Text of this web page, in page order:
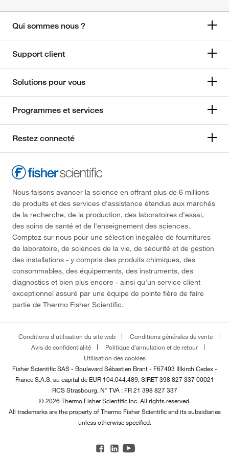
Qui sommes nous ?
Support client
Solutions pour vous
Programmes et services
Restez connecté
Nous faisons avancer la science en offrant plus de 6 millions
de produits et des services d'assistance étendus aux marchés
de la recherche, de la production, des laboratoires d'essai,
des soins de santé et de l'enseignement des sciences.
Comptez sur nous pour une sélection inégalée de fournitures
de laboratoire, de sciences de la vie, de sécurité et de gestion
des installations - y compris des produits chimiques, des
consommables, des équipements, des instruments, des
diagnostics et bien plus encore - ainsi qu'un service client
exceptionnel assuré par une équipe de pointe fière de faire
partie de Thermo Fisher Scientific.
Conditions d'utilisation du site web
Conditions générales de vente
Avis de confidentialité
Politique d'annulation et de retour
Utilisation des cookies
Fisher Scientific SAS - Boulevard Sébastien Brant - F67403 Illkirch Cedex -
FranceS.A.S. au capital de EUR 104.044.489, SIRET 398 827 337 00021
RCS Strasbourg, N° TVA : FR 21 398 827 337
© 2026 Thermo Fisher Scientific Inc. All rights reserved.
All trademarks are the property of Thermo Fisher Scientific and its subsidiaries
unless otherwise specified.